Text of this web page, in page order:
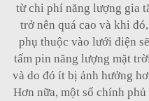
từ chi phí năng lượng gia
trở nên quá cao và khi
phụ thuộc vào lưới điện
tấm pin năng lượng mặt
và do đó ít bị ảnh hưởng
Hơn nữa, một số chính